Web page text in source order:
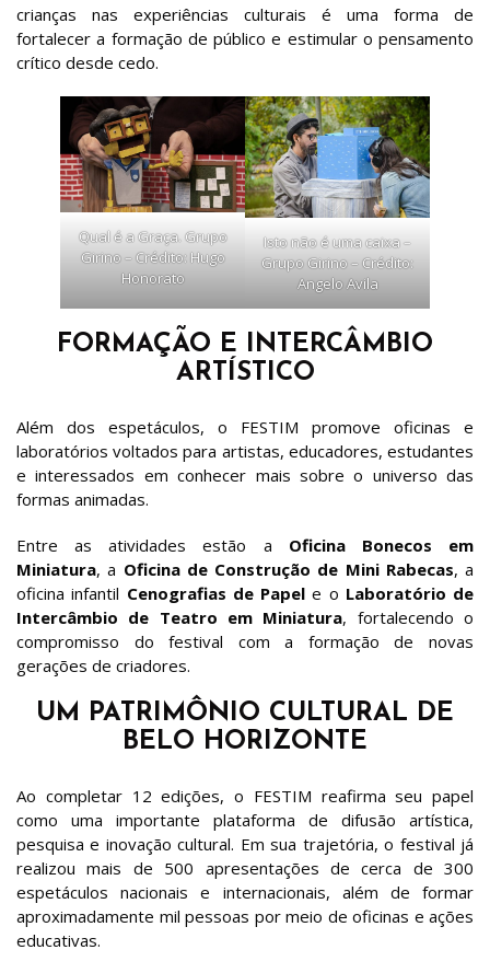
crianças nas experiências culturais é uma forma de
fortalecer a formação de público e estimular o pensamento
crítico desde cedo.
Qual é a Graça. Grupo
Girino – Crédito: Hugo
Honorato
Isto não é uma caixa –
Grupo Girino – Crédito:
Angelo Avila
FORMAÇÃO E INTERCÂMBIO
ARTÍSTICO
Além dos espetáculos, o FESTIM promove oficinas e
laboratórios voltados para artistas, educadores, estudantes
e interessados em conhecer mais sobre o universo das
formas animadas.
Entre as atividades estão a Oficina Bonecos em
Miniatura, a Oficina de Construção de Mini Rabecas, a
oficina infantil Cenografias de Papel e o Laboratório de
Intercâmbio de Teatro em Miniatura, fortalecendo o
compromisso do festival com a formação de novas
gerações de criadores.
UM PATRIMÔNIO CULTURAL DE
BELO HORIZONTE
Ao completar 12 edições, o FESTIM reafirma seu papel
como uma importante plataforma de difusão artística,
pesquisa e inovação cultural. Em sua trajetória, o festival já
realizou mais de 500 apresentações de cerca de 300
espetáculos nacionais e internacionais, além de formar
aproximadamente mil pessoas por meio de oficinas e ações
educativas.